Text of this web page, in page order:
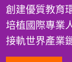
創建優質教育
培植國際專業
接軌世界產業